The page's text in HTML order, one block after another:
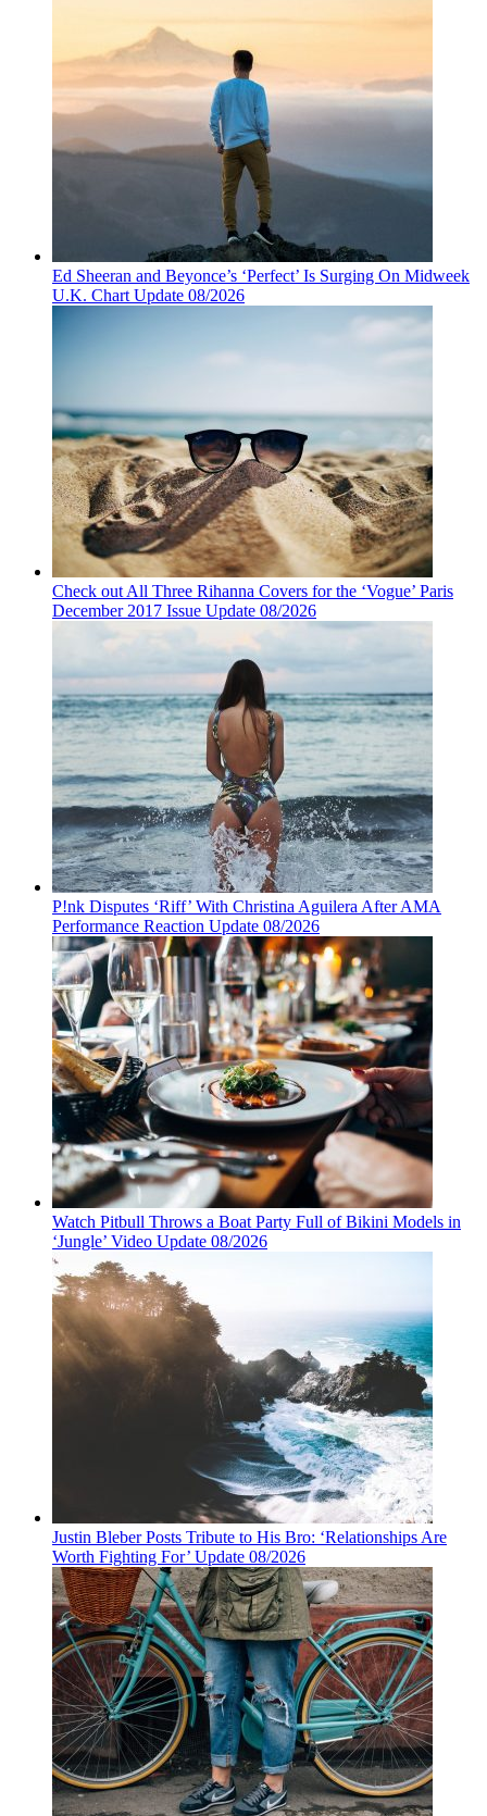
Ed Sheeran and Beyonce’s ‘Perfect’ Is Surging On Midweek
U.K. Chart Update 08/2026
Check out All Three Rihanna Covers for the ‘Vogue’ Paris
December 2017 Issue Update 08/2026
P!nk Disputes ‘Riff’ With Christina Aguilera After AMA
Performance Reaction Update 08/2026
Watch Pitbull Throws a Boat Party Full of Bikini Models in
‘Jungle’ Video Update 08/2026
Justin Bleber Posts Tribute to His Bro: ‘Relationships Are
Worth Fighting For’ Update 08/2026